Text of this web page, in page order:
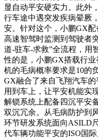
显自动平安硬实力。此外
行车途中遇突发疾病晕厥
安。针对这个，小鹏GX
高速智驾时监测到驾驶者
道-驻车-求救”全流程，用
性的是，小鹏GX搭载行
机的毛病概率要求是10的
GX融合了来自飞翔汽车
用到车上，让平安机能实
解锁系统上配备四沉平安
双沉冗余。从毛病防护到
环节研发系统面向ASILD
代车辆功能平安的ISO国